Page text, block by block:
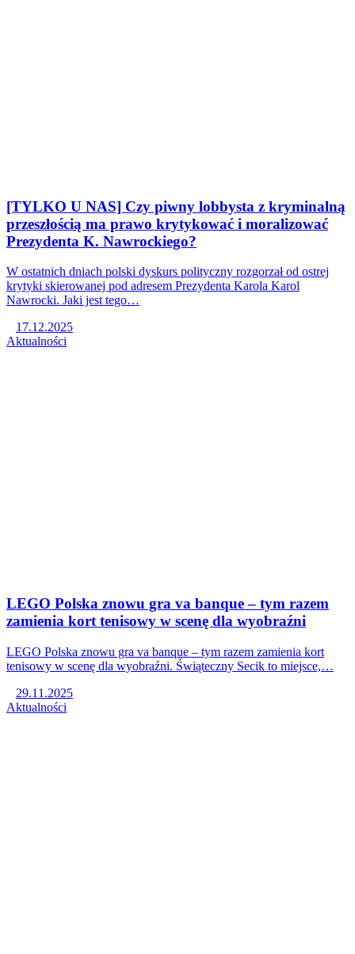
[TYLKO U NAS] Czy piwny lobbysta z kryminalną
przeszłością ma prawo krytykować i moralizować
Prezydenta K. Nawrockiego?
W ostatnich dniach polski dyskurs polityczny rozgorzał od ostrej
krytyki skierowanej pod adresem Prezydenta Karola Karol
Nawrocki. Jaki jest tego…
17.12.2025
Aktualności
LEGO Polska znowu gra va banque – tym razem
zamienia kort tenisowy w scenę dla wyobraźni
LEGO Polska znowu gra va banque – tym razem zamienia kort
tenisowy w scenę dla wyobraźni. Świąteczny Secik to miejsce,…
29.11.2025
Aktualności